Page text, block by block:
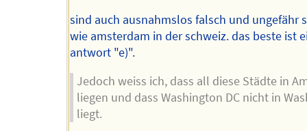
sind auch ausnahmslos falsch und ungefähr
wie amsterdam in der schweiz. das beste ist
antwort "e)".
Jedoch weiss ich, dass all diese Städte in
liegen und dass Washington DC nicht in
liegt.